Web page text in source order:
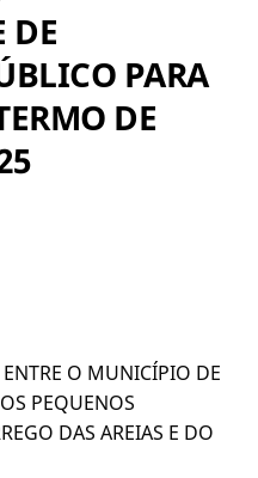
DE
PARA
DE
O MUNICÍPIO DE
PEQUENOS
DAS AREIAS E DO